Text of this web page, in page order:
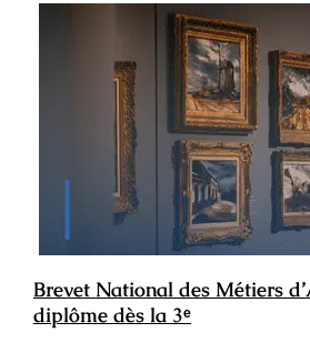
Brevet National des Métiers
diplôme dès la 3ᵉ